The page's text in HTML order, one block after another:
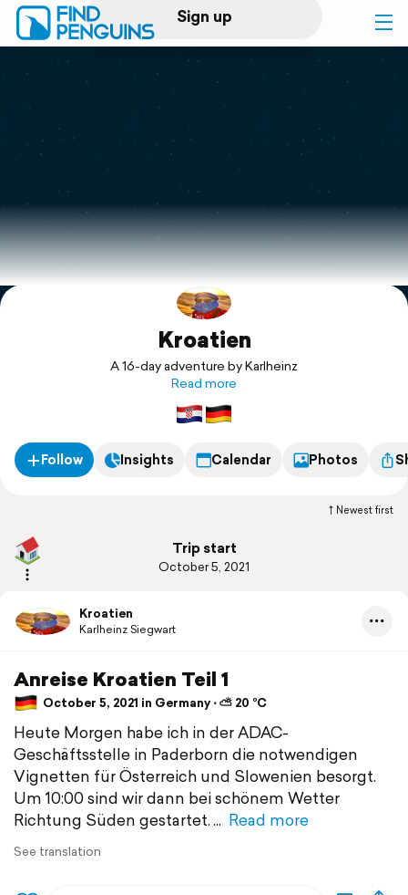
Sign up
Log in
Print a book
Flyover video
Explore
Kroatien
A 16-day adventure by Karlheinz
Read more
Follow Insights Calendar Photos
Newest first
Trip start
October 5, 2021
Kroatien
Karlheinz Siegwart
Anreise Kroatien Teil 1
October 5, 2021 in Germany ⋅ ⛅ 20 °C
Heute Morgen habe ich in der ADAC-
Geschäftsstelle in Paderborn die notwendigen
Vignetten für Österreich und Slowenien besorgt.
Um 10:00 sind wir dann bei schönem Wetter
Richtung Süden gestartet.
Read more
See translation